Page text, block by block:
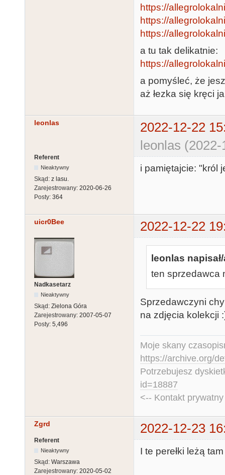
https://
https://
https://
a tu tak delikatnie:
https://
a pomyśleć, że
aż łezka się kręci
leonlas
2022-12-22
leonlas
Referent
Nieaktywny
Skąd: z lasu.
Zarejestrowany: 2020-06-26
Posty: 364
i pamiętajcie: "król
uicr0Bee 2022-12-22
Nadkasetarz
Nieaktywny
Skąd: Zielona Góra
Zarejestrowany: 2007-05-07
Posty: 5,496
leonlas
ten sprzedawca
Sprzedawczyni
na zdjęcia kolekcji
Moje skany
https://archive.org/
Potrzebujesz
id=18887
<-- Kontakt
Zgrd 2022-12-23
Referent
Nieaktywny
Skąd: Warszawa
Zarejestrowany: 2020-05-02
I te perełki leżą